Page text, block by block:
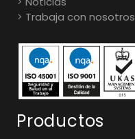
Trabaja con nosotros
Productos